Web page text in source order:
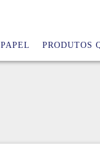
PAPEL PRODUTOS